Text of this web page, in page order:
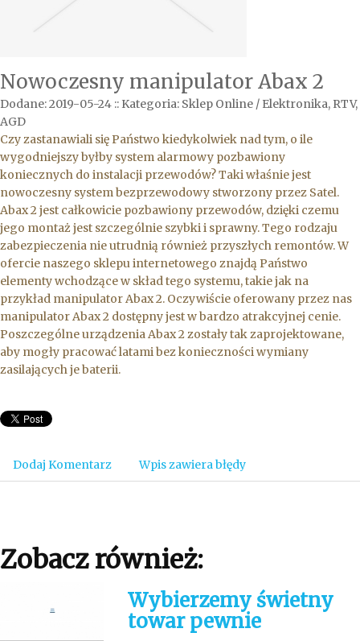
Nowoczesny manipulator Abax 2
Dodane: 2019-05-24 :: Kategoria: Sklep Online / Elektronika, RTV,
AGD
Czy zastanawiali się Państwo kiedykolwiek nad tym, o ile
wygodniejszy byłby system alarmowy pozbawiony
koniecznych do instalacji przewodów? Taki właśnie jest
nowoczesny system bezprzewodowy stworzony przez Satel.
Abax 2 jest całkowicie pozbawiony przewodów, dzięki czemu
jego montaż jest szczególnie szybki i sprawny. Tego rodzaju
zabezpieczenia nie utrudnią również przyszłych remontów. W
ofercie naszego sklepu internetowego znajdą Państwo
elementy wchodzące w skład tego systemu, takie jak na
przykład manipulator Abax 2. Oczywiście oferowany przez nas
manipulator Abax 2 dostępny jest w bardzo atrakcyjnej cenie.
Poszczególne urządzenia Abax 2 zostały tak zaprojektowane,
aby mogły pracować latami bez konieczności wymiany
zasilających je baterii.
Dodaj Komentarz Wpis zawiera błędy
Zobacz również:
Wybierzemy świetny
towar pewnie